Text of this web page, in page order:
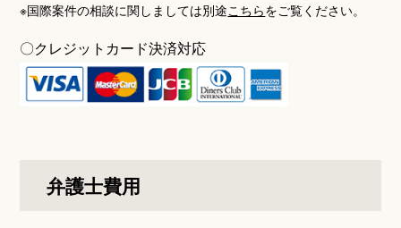
※国際案件の相談に関しましては別途こちらをご覧ください。
〇クレジットカード決済対応
弁護士費用